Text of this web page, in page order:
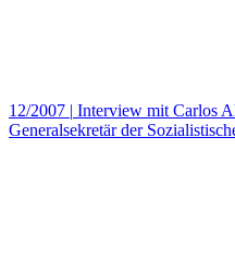
12/2007 | Interview mit Carlos
Generalsekretär der